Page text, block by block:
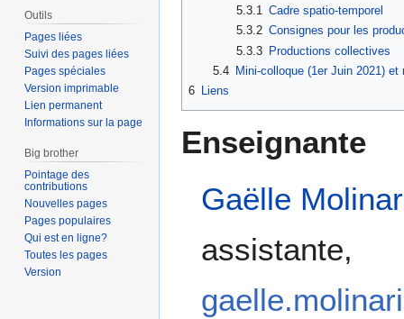
5.3.1 Cadre spatio-temporel
5.3.2 Consignes pour les
5.3.3 Productions collectives
5.4
Mini-colloque (1er Juin 2021)
6 Liens
Enseignante
Gaëlle
assistante,
Outils
Pages liées
Suivi des pages liées
Pages spéciales
Version imprimable
Lien permanent
Informations sur la page
Big brother
Pointage des
contributions
Nouvelles pages
Pages populaires
Qui est en ligne?
Toutes les pages
Version